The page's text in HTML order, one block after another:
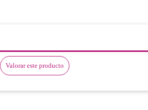
Valorar este producto